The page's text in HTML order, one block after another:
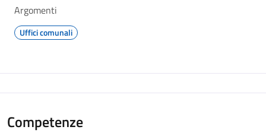
Argomenti
Uffici comunali
Competenze